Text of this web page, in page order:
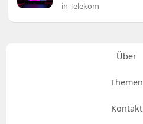
in Telekom
Über
Themen
Kontakt